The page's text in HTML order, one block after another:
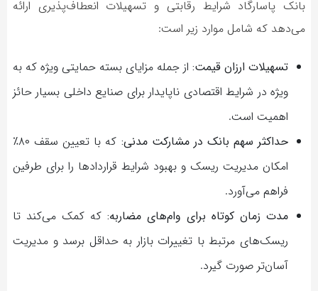
بانک پاسارگاد شرایط رقابتی و تسهیلات انعطاف‌پذیری ارائه
می‌دهد که شامل موارد زیر است:
تسهیلات ارزان قیمت: از جمله مزایای بسته حمایتی ویژه که به
ویژه در شرایط اقتصادی ناپایدار برای صنایع داخلی بسیار حائز
اهمیت است.
حداکثر سهم بانک در مشارکت مدنی:
که با تعیین سقف ۸۰٪
امکان مدیریت ریسک و بهبود شرایط قراردادها را برای طرفین
فراهم می‌آورد.
مدت زمان کوتاه برای وام‌های مضاربه: که کمک می‌کند تا
ریسک‌های مرتبط با تغییرات بازار به حداقل برسد و مدیریت
آسان‌تر صورت گیرد.